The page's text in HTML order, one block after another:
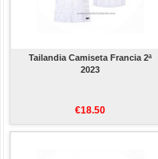
Tailandia Camiseta Francia 2ª
2023
€18.50